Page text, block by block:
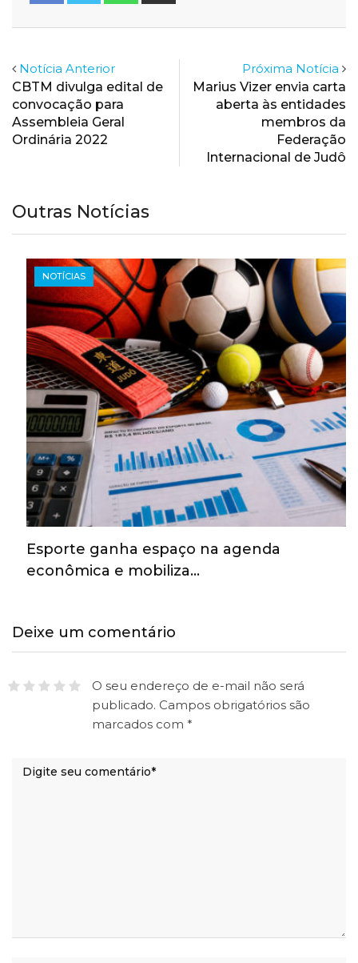
Notícia Anterior
CBTM divulga edital de
convocação para
Assembleia Geral
Ordinária 2022
Próxima Notícia
Marius Vizer envia carta
aberta às entidades
membros da
Federação
Internacional de Judô
Outras Notícias
NOTÍCIAS
Esporte ganha espaço na agenda
econômica e mobiliza…
Deixe um comentário
O seu endereço de e-mail não será
publicado. Campos obrigatórios são
marcados com *